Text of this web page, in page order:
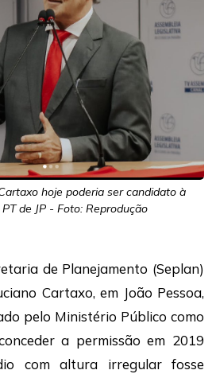
hoje poderia ser candidato à
de JP - Foto: Reprodução
de Planejamento (Seplan)
Cartaxo, em João Pessoa,
pelo Ministério Público como
a permissão em 2019
com altura irregular fosse